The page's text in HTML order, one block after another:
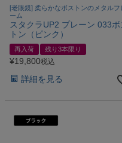
[老眼鏡] 柔らかなボストンのメタルフ
ーム
スタクラUP2 プレーン 033ボ
トン（ピンク）
再入荷 残り3本限り
¥19,800税込
詳細を見る